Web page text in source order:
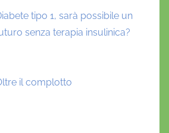
tipo 1, sarà possibile un
senza terapia insulinica?
il complotto